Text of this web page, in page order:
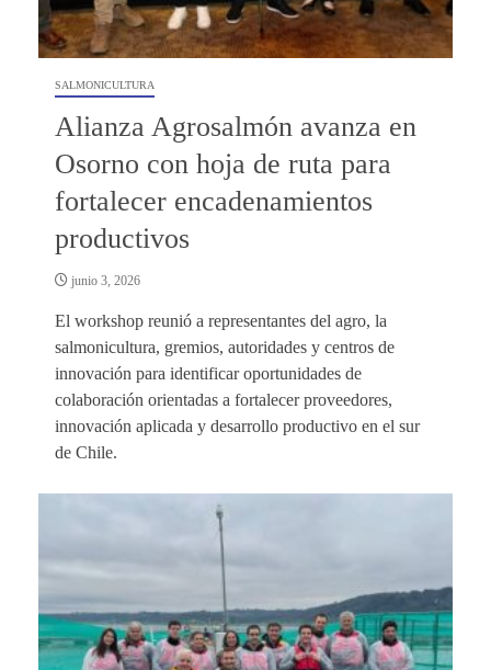
SALMONICULTURA
Alianza Agrosalmón avanza en
Osorno con hoja de ruta para
fortalecer encadenamientos
productivos
junio 3, 2026
El workshop reunió a representantes del agro, la
salmonicultura, gremios, autoridades y centros de
innovación para identificar oportunidades de
colaboración orientadas a fortalecer proveedores,
innovación aplicada y desarrollo productivo en el sur
de Chile.